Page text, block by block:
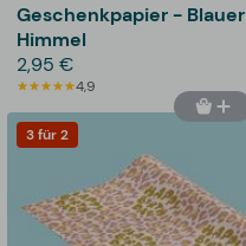
Geschenkpapier - Blauer
Himmel
2,95 €
4,9
3 für 2